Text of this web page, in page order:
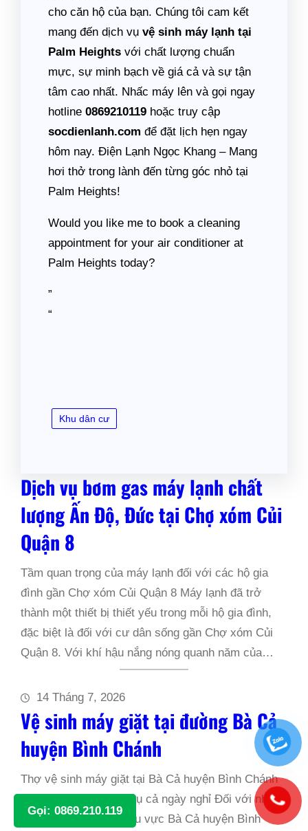
Gọi: 0869.210.119
cho căn hộ của bạn. Chúng tôi cam kết
mang đến dịch vụ vệ sinh máy lạnh tại
Palm Heights với chất lượng chuẩn
mực, sự minh bạch về giá cả và sự tận
tâm cao nhất. Nhấc máy lên và gọi ngay
hotline 0869210119 hoặc truy cập
socdienlanh.com để đặt lịch hẹn ngay
hôm nay. Điện Lạnh Ngọc Khang – Mang
hơi thở trong lành đến từng góc nhỏ tại
Palm Heights!
Would you like me to book a cleaning
appointment for your air conditioner at
Palm Heights today?
”
“
Khu dân cư
Dịch vụ bơm gas máy lạnh chất
lượng Ấn Độ, Đức tại Chợ xóm Củi
Quận 8
Tầm quan trọng của máy lạnh đối với các hộ gia
đình gần Chợ xóm Củi Quận 8 Máy lạnh đã trở
thành một thiết bị thiết yếu trong mỗi hộ gia đình,
đặc biệt là đối với cư dân sống gần Chợ xóm Củi
Quận 8. Với khí hậu nắng nóng quanh năm của…
14 Tháng 7, 2026
Vệ sinh máy giặt tại đường Bà Cả
huyện Bình Chánh
Thợ vệ sinh máy giặt tại Bà Cả huyện Bình Chánh
chuyên nghiệp, phục vụ cả ngày nghỉ Đối với những
cư dân sống quanh khu vực Bà Cả huyện Bình